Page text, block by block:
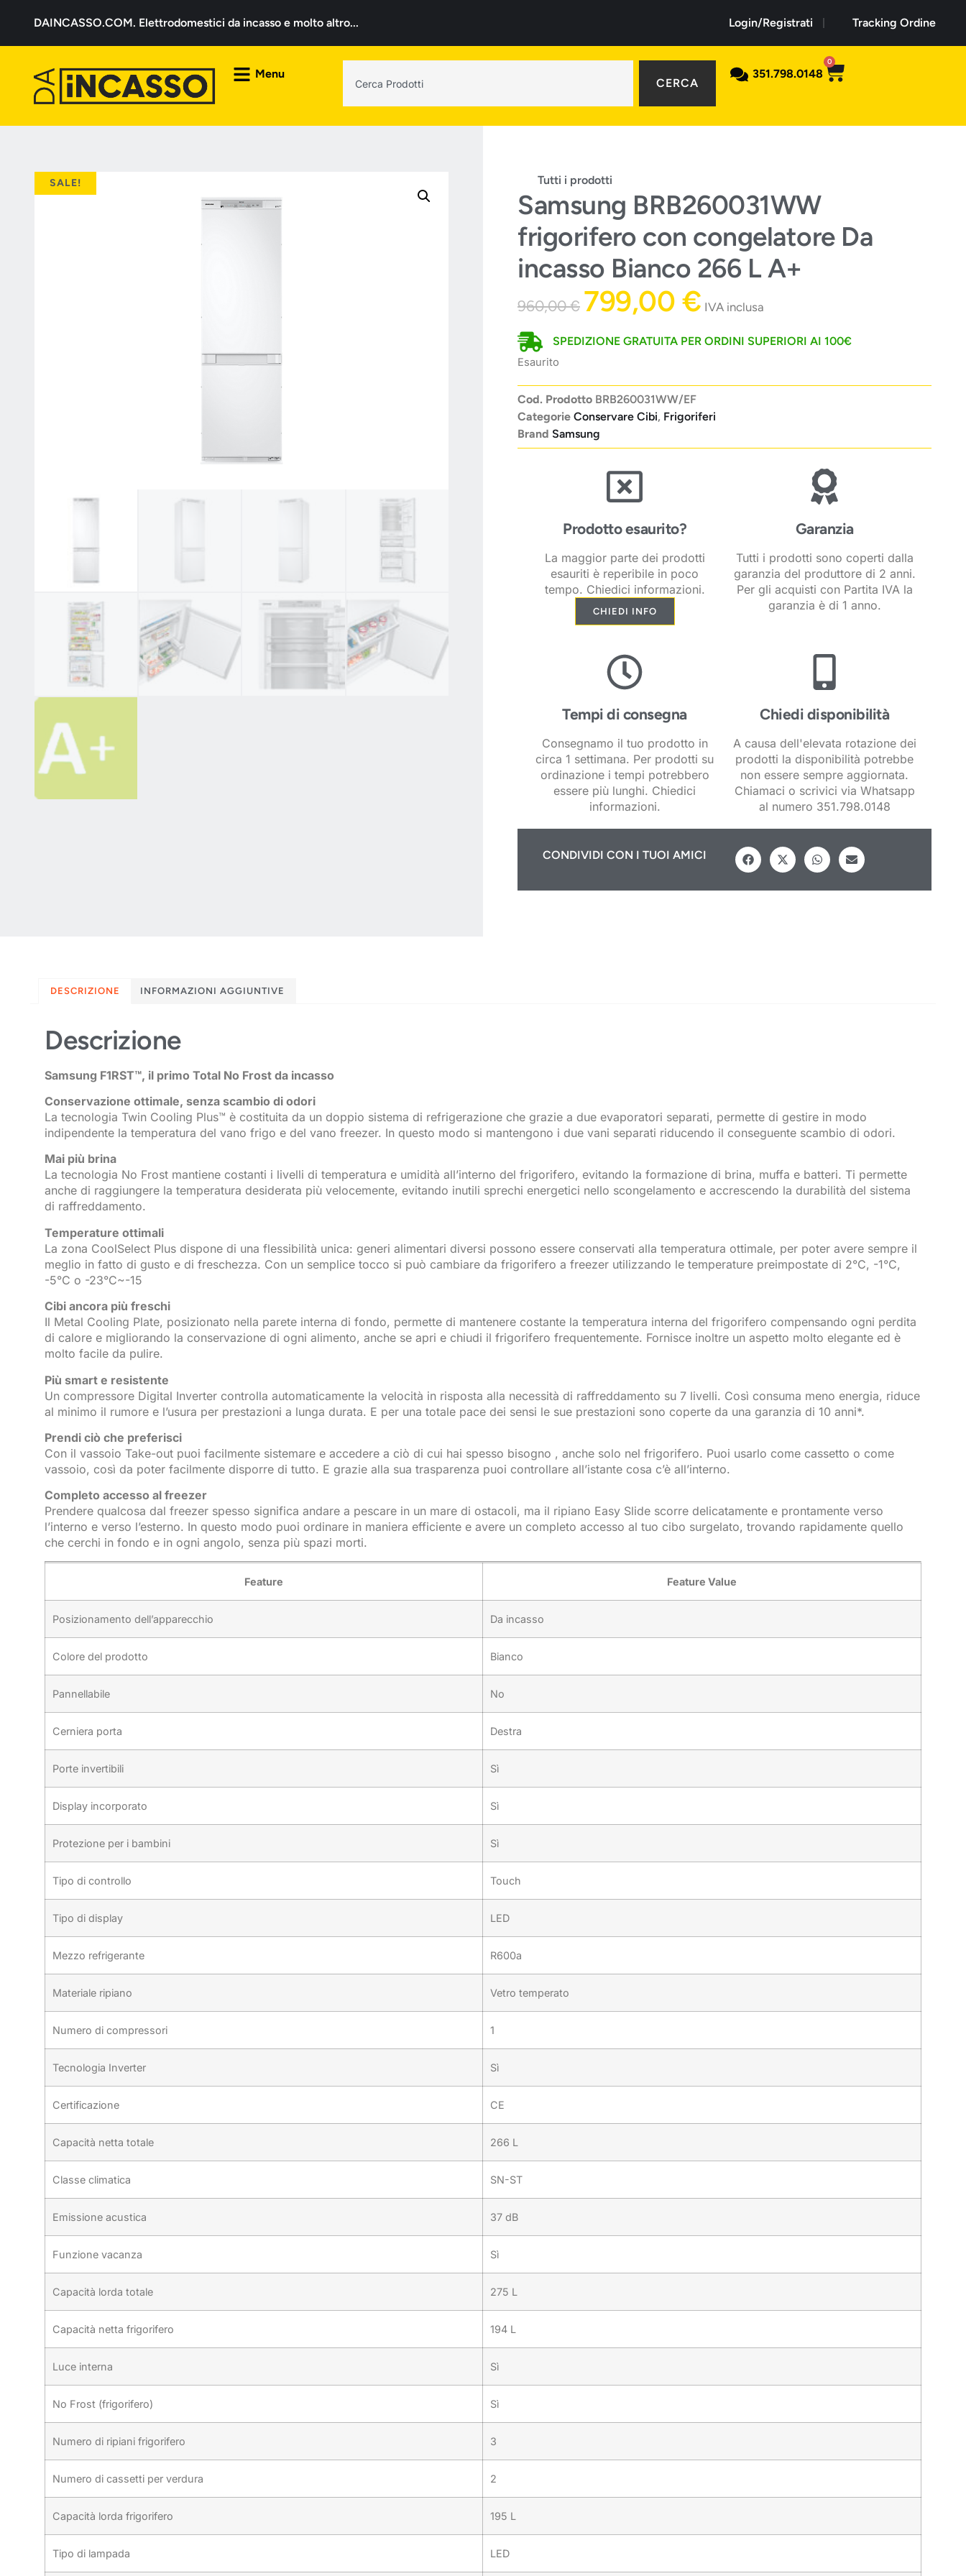
DAINCASSO.COM. Elettrodomestici da incasso e molto altro... Login/Registrati Tracking Ordine
Menu
CERCA
351.798.0148
0
SALE! Tutti i prodotti
Samsung BRB260031WW
frigorifero con congelatore Da
incasso Bianco 266 L A+
960,00€ 799,00 € IVA inclusa
SPEDIZIONE GRATUITA PER ORDINI SUPERIORI AI 100€
Esaurito
Cod. Prodotto BRB260031WW/EF
Categorie Conservare Cibi, Frigoriferi
Brand Samsung
Prodotto esaurito?
La maggior parte dei prodotti
esauriti è reperibile in poco
tempo. Chiedici informazioni.
CHIEDI INFO
Garanzia
Tutti i prodotti sono coperti dalla
garanzia del produttore di 2 anni.
Per gli acquisti con Partita IVA la
garanzia è di 1 anno.
Tempi di consegna
Consegnamo il tuo prodotto in
circa 1 settimana. Per prodotti su
ordinazione i tempi potrebbero
essere più lunghi. Chiedici
informazioni.
Chiedi disponibilità
A causa dell'elevata rotazione dei
prodotti la disponibilità potrebbe
non essere sempre aggiornata.
Chiamaci o scrivici via Whatsapp
al numero 351.798.0148
CONDIVIDI CON I TUOI AMICI
DESCRIZIONE INFORMAZIONI AGGIUNTIVE
Descrizione
Samsung F1RST™, il primo Total No Frost da incasso
Conservazione ottimale, senza scambio di odori
La tecnologia Twin Cooling Plus™ è costituita da un doppio sistema di refrigerazione che grazie a due evaporatori separati, permette di gestire in modo
indipendente la temperatura del vano frigo e del vano freezer. In questo modo si mantengono i due vani separati riducendo il conseguente scambio di odori.
Mai più brina
La tecnologia No Frost mantiene costanti i livelli di temperatura e umidità all’interno del frigorifero, evitando la formazione di brina, muffa e batteri. Ti permette
anche di raggiungere la temperatura desiderata più velocemente, evitando inutili sprechi energetici nello scongelamento e accrescendo la durabilità del sistema
di raffreddamento.
Temperature ottimali
La zona CoolSelect Plus dispone di una flessibilità unica: generi alimentari diversi possono essere conservati alla temperatura ottimale, per poter avere sempre il
meglio in fatto di gusto e di freschezza. Con un semplice tocco si può cambiare da frigorifero a freezer utilizzando le temperature preimpostate di 2°C, -1°C,
-5°C o -23°C~-15
Cibi ancora più freschi
Il Metal Cooling Plate, posizionato nella parete interna di fondo, permette di mantenere costante la temperatura interna del frigorifero compensando ogni perdita
di calore e migliorando la conservazione di ogni alimento, anche se apri e chiudi il frigorifero frequentemente. Fornisce inoltre un aspetto molto elegante ed è
molto facile da pulire.
Più smart e resistente
Un compressore Digital Inverter controlla automaticamente la velocità in risposta alla necessità di raffreddamento su 7 livelli. Così consuma meno energia, riduce
al minimo il rumore e l’usura per prestazioni a lunga durata. E per una totale pace dei sensi le sue prestazioni sono coperte da una garanzia di 10 anni*.
Prendi ciò che preferisci
Con il vassoio Take-out puoi facilmente sistemare e accedere a ciò di cui hai spesso bisogno , anche solo nel frigorifero. Puoi usarlo come cassetto o come
vassoio, così da poter facilmente disporre di tutto. E grazie alla sua trasparenza puoi controllare all’istante cosa c’è all’interno.
Completo accesso al freezer
Prendere qualcosa dal freezer spesso significa andare a pescare in un mare di ostacoli, ma il ripiano Easy Slide scorre delicatamente e prontamente verso
l’interno e verso l’esterno. In questo modo puoi ordinare in maniera efficiente e avere un completo accesso al tuo cibo surgelato, trovando rapidamente quello
che cerchi in fondo e in ogni angolo, senza più spazi morti.
Feature Feature Value
Posizionamento dell’apparecchio Da incasso
Colore del prodotto Bianco
Pannellabile No
Cerniera porta Destra
Porte invertibili Sì
Display incorporato Sì
Protezione per i bambini Sì
Tipo di controllo Touch
Tipo di display LED
Mezzo refrigerante R600a
Materiale ripiano Vetro temperato
Numero di compressori 1
Tecnologia Inverter Sì
Certificazione CE
Capacità netta totale 266 L
Classe climatica SN-ST
Emissione acustica 37 dB
Funzione vacanza Sì
Capacità lorda totale 275 L
Capacità netta frigorifero 194 L
Luce interna Sì
No Frost (frigorifero) Sì
Numero di ripiani frigorifero 3
Numero di cassetti per verdura 2
Capacità lorda frigorifero 195 L
Tipo di lampada LED